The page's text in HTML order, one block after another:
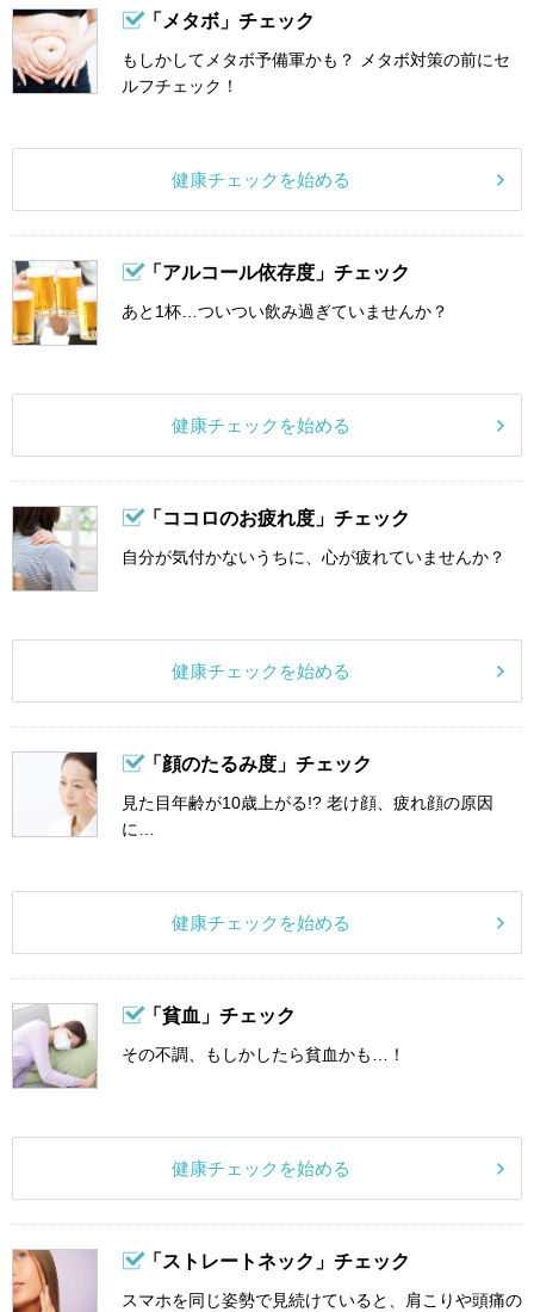
「メタボ」チェック
もしかしてメタボ予備軍かも？ メタボ対策の前にセ
ルフチェック！
健康チェックを始める
「アルコール依存度」チェック
あと1杯…ついつい飲み過ぎていませんか？
健康チェックを始める
「ココロのお疲れ度」チェック
自分が気付かないうちに、心が疲れていませんか？
健康チェックを始める
「顔のたるみ度」チェック
見た目年齢が10歳上がる!? 老け顔、疲れ顔の原因
に…
健康チェックを始める
「貧血」チェック
その不調、もしかしたら貧血かも…！
健康チェックを始める
「ストレートネック」チェック
スマホを同じ姿勢で見続けていると、肩こりや頭痛の